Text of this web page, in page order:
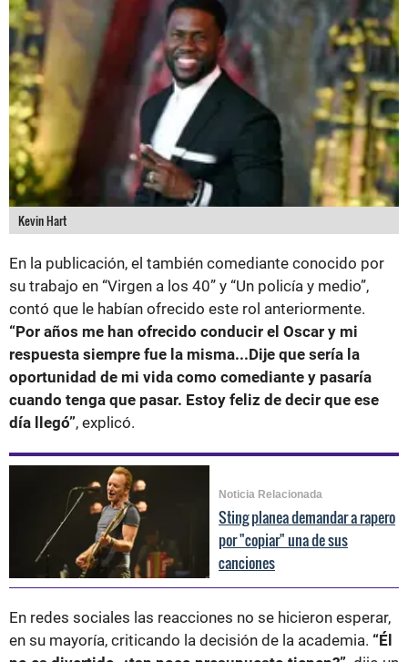
Kevin Hart
En la publicación, el también comediante conocido por
su trabajo en “Virgen a los 40” y “Un policía y medio”,
contó que le habían ofrecido este rol anteriormente.
“Por años me han ofrecido conducir el Oscar y mi
respuesta siempre fue la misma...Dije que sería la
oportunidad de mi vida como comediante y pasaría
cuando tenga que pasar. Estoy feliz de decir que ese
día llegó”, explicó.
Noticia Relacionada
Sting planea demandar a rapero
por "copiar" una de sus
canciones
En redes sociales las reacciones no se hicieron esperar,
en su mayoría, criticando la decisión de la academia. “Él